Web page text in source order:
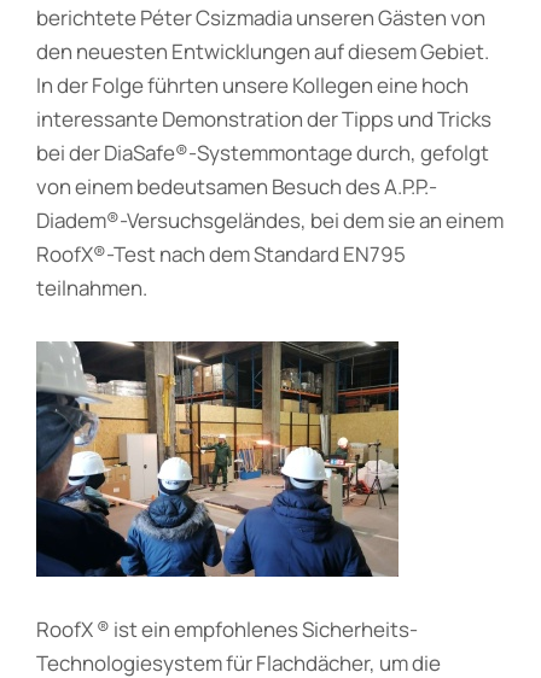
berichtete Péter Csizmadia unseren Gästen von
den neuesten Entwicklungen auf diesem Gebiet.
In der Folge führten unsere Kollegen eine hoch
interessante Demonstration der Tipps und Tricks
bei der DiaSafe®-Systemmontage durch, gefolgt
von einem bedeutsamen Besuch des A.P.P.-
Diadem®-Versuchsgeländes, bei dem sie an einem
RoofX®-Test nach dem Standard EN795
teilnahmen.
RoofX ® ist ein empfohlenes Sicherheits-
Technologiesystem für Flachdächer, um die